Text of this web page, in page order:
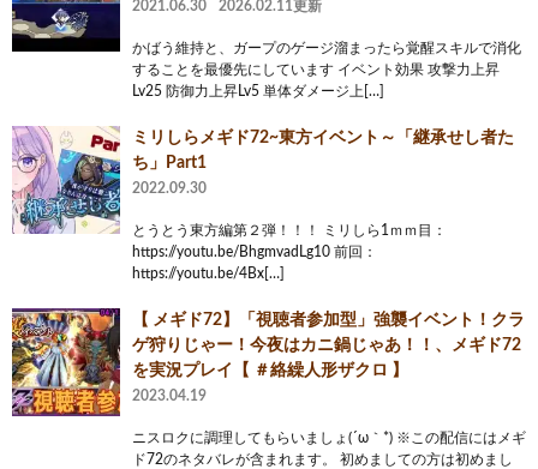
2021.06.30 2026.02.11更新
かばう維持と、ガープのゲージ溜まったら覚醒スキルで消化
することを最優先にしています イベント効果 攻撃力上昇
Lv25 防御力上昇Lv5 単体ダメージ上[…]
ミリしらメギド72~東方イベント～「継承せし者た
ち」Part1
2022.09.30
とうとう東方編第２弾！！！ ミリしら1ｍｍ目：
https://youtu.be/BhgmvadLg10 前回：
https://youtu.be/4Bx[…]
【 メギド72】「視聴者参加型」強襲イベント！クラ
ゲ狩りじゃー！今夜はカニ鍋じゃあ！！、メギド72
を実況プレイ【 ＃絡繰人形ザクロ 】
2023.04.19
ニスロクに調理してもらいましょ(´ω｀*) ※この配信にはメギ
ド72のネタバレが含まれます。 初めましての方は初めまし